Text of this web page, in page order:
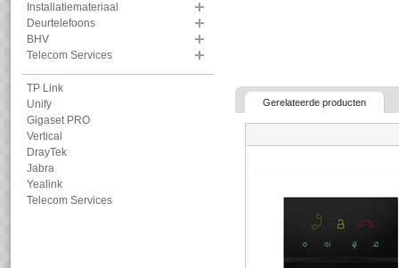
Installatiemateriaal
Deurtelefoons
BHV
Telecom Services
TP Link
Unify
Gigaset PRO
Vertical
DrayTek
Jabra
Yealink
Telecom Services
Gerelateerde producten